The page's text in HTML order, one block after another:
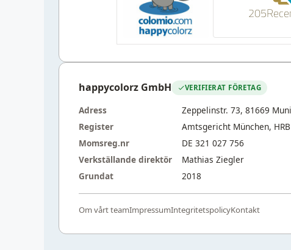
happycolorz GmbH VERIFIERAT FÖRETAG
Adress
Zeppelinstr. 73, 81669
Register
Amtsgericht München,
Momsreg.nr
DE 321 027 756
Verkställande direktör
Mathias Ziegler
Grundat
2018
Om vårt teamImpressumIntegritetspolicyKontakt